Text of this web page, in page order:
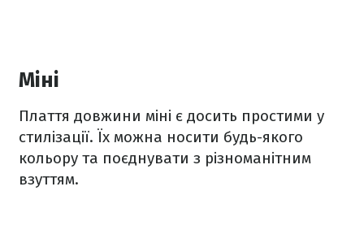
Міні
Плаття довжини міні є досить простими у
стилізації. Їх можна носити будь-якого
кольору та поєднувати з різноманітним
взуттям.